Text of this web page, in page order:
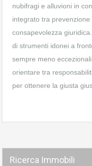
nubifragi e alluvioni in
integrato tra
consapevolezza
di strumenti idonei a
sempre meno
orientare tra
per ottenere la giusta
Ricerca Immobili